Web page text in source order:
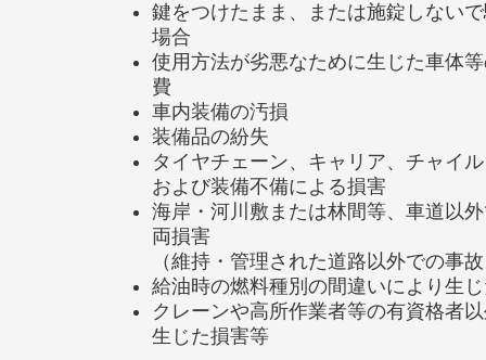
鍵をつけたまま、または施錠しない
場合
使用方法が劣悪なために生じた車体
費
車内装備の汚損
装備品の紛失
タイヤチェーン、キャリア、チャイ
および装備不備による損害
海岸・河川敷または林間等、車道以
両損害
（維持・管理された道路以外での事
給油時の燃料種別の間違いにより生
クレーンや高所作業者等の有資格者
生じた損害等